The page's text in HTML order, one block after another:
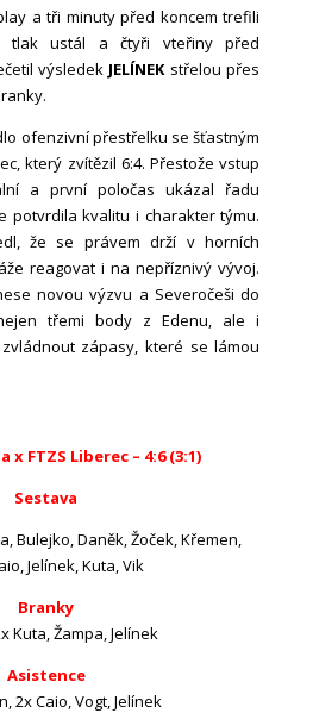
a tři minuty před koncem trefili
tlak ustál a čtyři vteřiny před
výsledek JELÍNEKstřelou přes
ofenzivní přestřelku se šťastným
který zvítězil 6:4. Přestože vstup
a první poločas ukázal řadu
potvrdila kvalitu i charakter týmu.
že se právem drží v horních
reagovat i na nepříznivý vývoj.
novou výzvu a Severočeši do
třemi body z Edenu, ale i
zápasy, které se lámou
x FTZS Liberec – 4:6 (3:1)
Sestava
Bulejko, Daněk, Žoček, Křemen,
Jelínek, Kuta, Vik
Branky
Kuta, Žampa, Jelínek
Asistence
2x Caio, Vogt, Jelínek